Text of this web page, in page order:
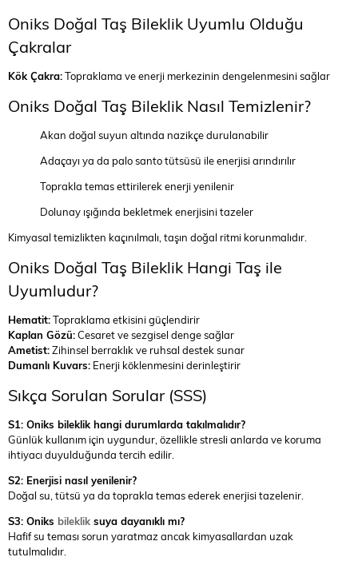
Oniks Doğal Taş Bileklik Uyumlu Olduğu
Çakralar
Kök Çakra:Topraklama ve enerji merkezinin dengelenmesini sağlar
Oniks Doğal Taş Bileklik Nasıl Temizlenir?
Akan doğal suyun altında nazikçe durulanabilir
Adaçayı ya da palo santo tütsüsü ile enerjisi arındırılır
Toprakla temas ettirilerek enerji yenilenir
Dolunay ışığında bekletmek enerjisini tazeler
Kimyasal temizlikten kaçınılmalı, taşın doğal ritmi korunmalıdır.
Oniks Doğal Taş Bileklik Hangi Taş ile
Uyumludur?
Hematit:Topraklama etkisini güçlendirir
Kaplan Gözü:Cesaret ve sezgisel denge sağlar
Ametist:Zihinsel berraklık ve ruhsal destek sunar
Dumanlı Kuvars: Enerji köklenmesini derinleştirir
Sıkça Sorulan Sorular (SSS)
S1: Oniks bileklik hangi durumlarda takılmalıdır?
Günlük kullanım için uygundur, özellikle stresli anlarda ve koruma
ihtiyacı duyulduğunda tercih edilir.
S2: Enerjisi nasıl yenilenir?
Doğal su, tütsü ya da toprakla temas ederek enerjisi tazelenir.
S3: Oniks bileklik suya dayanıklı mı?
Hafif su teması sorun yaratmaz ancak kimyasallardan uzak
tutulmalıdır.